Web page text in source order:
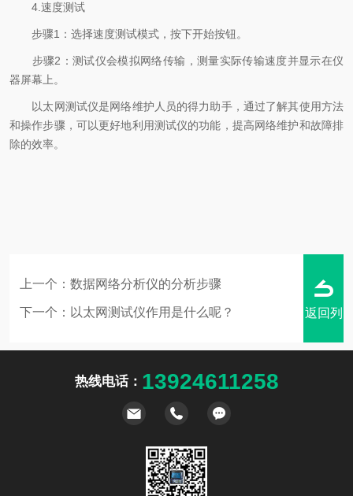
4.速度测试
步骤1：选择速度测试模式，按下开始按钮。
步骤2：测试仪会模拟网络传输，测量实际传输速度并显示在仪
器屏幕上。
以太网测试仪是网络维护人员的得力助手，通过了解其使用方法
和操作步骤，可以更好地利用测试仪的功能，提高网络维护和故障排
除的效率。
上一个： 数据网络分析仪的分析步骤
下一个： 以太网测试仪作用是什么呢？ 返回列
热线电话： 13924611258